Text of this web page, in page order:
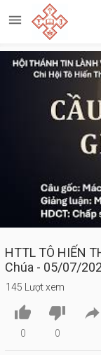

HTTL TÔ HIẾN
Chúa - 05/07/
145 Lượt xem

0

0
